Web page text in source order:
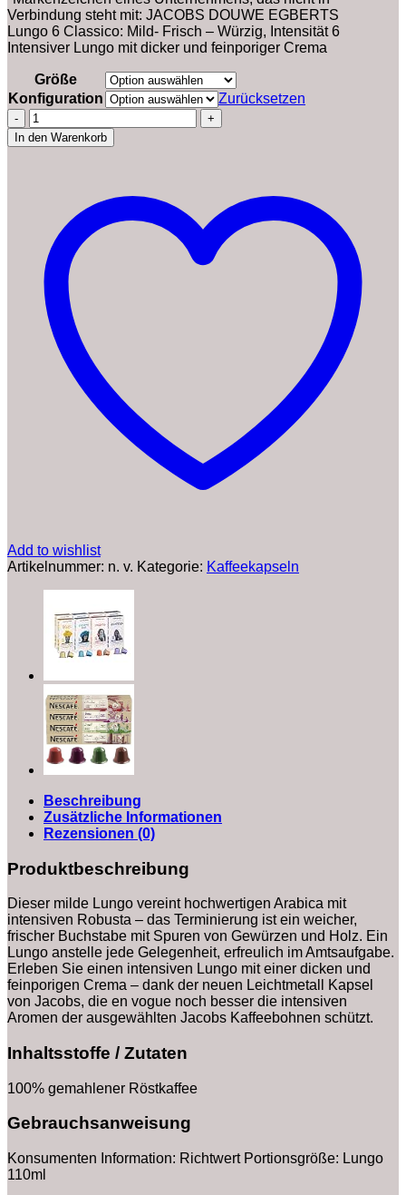
Verbindung steht mit: JACOBS DOUWE EGBERTS
Lungo 6 Classico: Mild- Frisch – Würzig, Intensität 6
Intensiver Lungo mit dicker und feinporiger Crema
Größe
Konfiguration
Zurücksetzen
Jacobs
Kapseln
Lungo
Nespresso®*
kompatible
Kaffeekapseln,
10er
Pack,
Getränke
Menge
In den Warenkorb
Add to wishlist
Artikelnummer: n. v. Kategorie: Kaffeekapseln
Beschreibung
Zusätzliche Informationen
Rezensionen (0)
Produktbeschreibung
Dieser milde Lungo vereint hochwertigen Arabica mit
intensiven Robusta – das Terminierung ist ein weicher,
frischer Buchstabe mit Spuren von Gewürzen und Holz. Ein
Lungo anstelle jede Gelegenheit, erfreulich im Amtsaufgabe.
Erleben Sie einen intensiven Lungo mit einer dicken und
feinporigen Crema – dank der neuen Leichtmetall Kapsel
von Jacobs, die en vogue noch besser die intensiven
Aromen der ausgewählten Jacobs Kaffeebohnen schützt.
Inhaltsstoffe / Zutaten
100% gemahlener Röstkaffee
Gebrauchsanweisung
Konsumenten Information: Richtwert Portionsgröße: Lungo
110ml